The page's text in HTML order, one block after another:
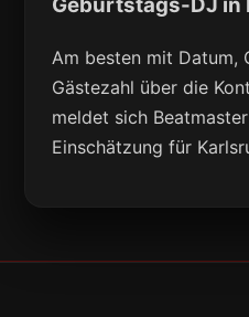
Geburtstags-DJ in
Am besten mit Datum,
Gästezahl über die
meldet sich
Einschätzung für